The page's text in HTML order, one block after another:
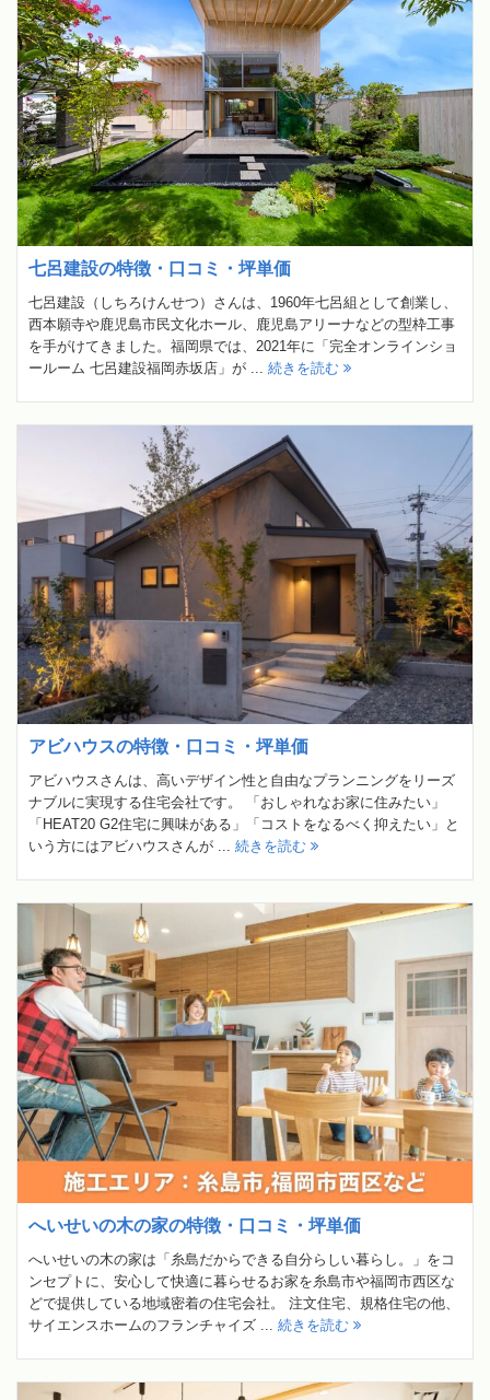
七呂建設の特徴・口コミ・坪単価
七呂建設（しちろけんせつ）さんは、1960年七呂組として創業し、
西本願寺や鹿児島市民文化ホール、鹿児島アリーナなどの型枠工事
を手がけてきました。福岡県では、2021年に「完全オンラインショ
ールーム 七呂建設福岡赤坂店」が ... 続きを読む
アビハウスの特徴・口コミ・坪単価
アビハウスさんは、高いデザイン性と自由なプランニングをリーズ
ナブルに実現する住宅会社です。 「おしゃれなお家に住みたい」
「HEAT20 G2住宅に興味がある」「コストをなるべく抑えたい」と
いう方にはアビハウスさんが ... 続きを読む
へいせいの木の家の特徴・口コミ・坪単価
へいせいの木の家は「糸島だからできる自分らしい暮らし。」をコ
ンセプトに、安心して快適に暮らせるお家を糸島市や福岡市西区な
どで提供している地域密着の住宅会社。 注文住宅、規格住宅の他、
サイエンスホームのフランチャイズ ... 続きを読む